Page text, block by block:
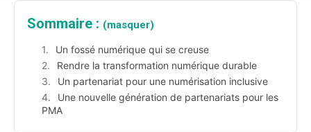
Sommaire : (masquer)
Un fossé numérique qui se creuse
Rendre la transformation numérique durable
Un partenariat pour une numérisation inclusive
Une nouvelle génération de partenariats pour les
PMA